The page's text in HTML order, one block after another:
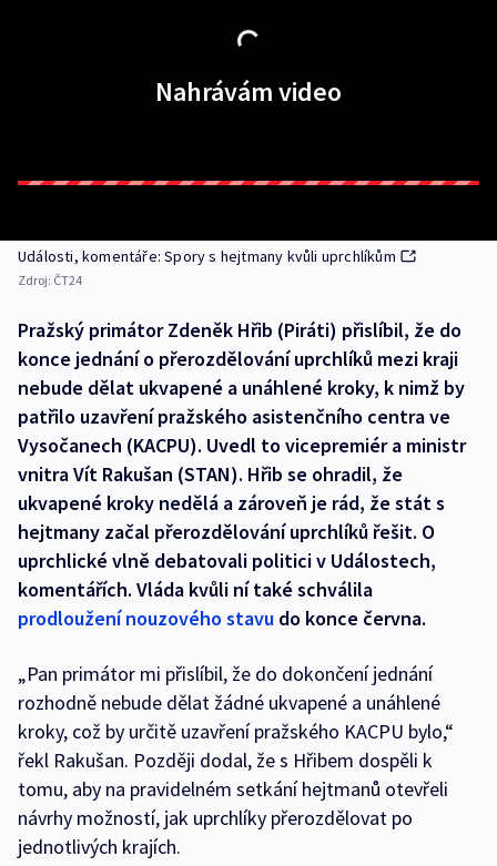
Nahrávám video
Události, komentáře: Spory s hejtmany kvůli uprchlíkům
Zdroj: ČT24
Pražský primátor Zdeněk Hřib (Piráti) přislíbil, že do
konce jednání o přerozdělování uprchlíků mezi kraji
nebude dělat ukvapené a unáhlené kroky, k nimž by
patřilo uzavření pražského asistenčního centra ve
Vysočanech (KACPU). Uvedl to vicepremiér a ministr
vnitra Vít Rakušan (STAN). Hřib se ohradil, že
ukvapené kroky nedělá a zároveň je rád, že stát s
hejtmany začal přerozdělování uprchlíků řešit. O
uprchlické vlně debatovali politici v Událostech,
komentářích. Vláda kvůli ní také schválila
prodloužení nouzového stavu do konce června.
„Pan primátor mi přislíbil, že do dokončení jednání
rozhodně nebude dělat žádné ukvapené a unáhlené
kroky, což by určitě uzavření pražského KACPU bylo,“
řekl Rakušan. Později dodal, že s Hřibem dospěli k
tomu, aby na pravidelném setkání hejtmanů otevřeli
návrhy možností, jak uprchlíky přerozdělovat po
jednotlivých krajích.